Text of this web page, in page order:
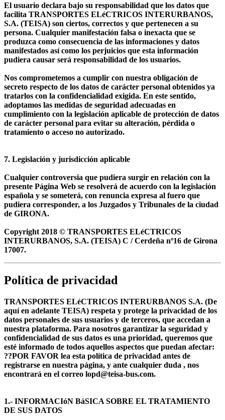
El usuario declara bajo su responsabilidad que los datos que
facilita TRANSPORTES ELéCTRICOS INTERURBANOS,
S.A. (TEISA) son ciertos, correctos y que pertenecen a su
persona. Cualquier manifestación falsa o inexacta que se
produzca como consecuencia de las informaciones y datos
manifestados así como los perjuicios que esta información
pudiera causar será responsabilidad de los usuarios.
Nos comprometemos a cumplir con nuestra obligación de
secreto respecto de los datos de carácter personal obtenidos ya
tratarlos con la confidencialidad exigida. En este sentido,
adoptamos las medidas de seguridad adecuadas en
cumplimiento con la legislación aplicable de protección de datos
de carácter personal para evitar su alteración, pérdida o
tratamiento o acceso no autorizado.
7. Legislación y jurisdicción aplicable
Cualquier controversia que pudiera surgir en relación con la
presente Página Web se resolverá de acuerdo con la legislación
española y se someterá, con renuncia expresa al fuero que
pudiera corresponder, a los Juzgados y Tribunales de la ciudad
de GIRONA.
Copyright 2018 © TRANSPORTES ELéCTRICOS
INTERURBANOS, S.A. (TEISA) C / Cerdeña nº16 de Girona
17007.
Política de privacidad
TRANSPORTES ELéCTRICOS INTERURBANOS S.A. (De
aquí en adelante TEISA) respeta y protege la privacidad de los
datos personales de sus usuarios y de terceros, que accedan a
nuestra plataforma. Para nosotros garantizar la seguridad y
confidencialidad de sus datos es una prioridad, queremos que
esté informado de todos aquellos aspectos que puedan afectar:
??POR FAVOR lea esta política de privacidad antes de
registrarse en nuestra página, y ante cualquier duda , nos
encontrará en el correo lopd@teisa-bus.com.
1.- INFORMACIóN BáSICA SOBRE EL TRATAMIENTO
DE SUS DATOS